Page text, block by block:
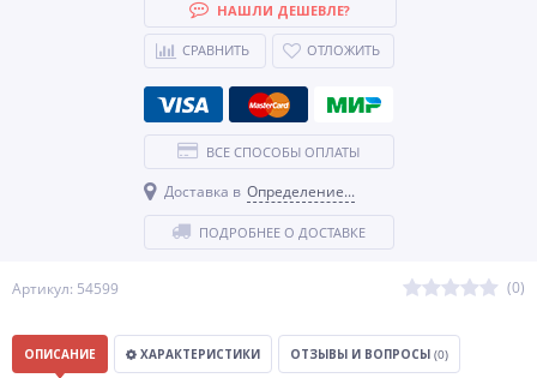
Артикул: 54599 (0)
НАШЛИ ДЕШЕВЛЕ?
СРАВНИТЬ ОТЛОЖИТЬ
ВСЕ СПОСОБЫ ОПЛАТЫ
Доставка в Определение...
ПОДРОБНЕЕ О ДОСТАВКЕ
ОПИСАНИЕ ХАРАКТЕРИСТИКИ ОТЗЫВЫ И ВОПРОСЫ (0)